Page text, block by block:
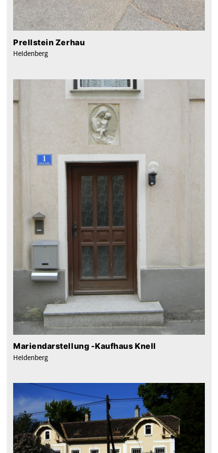
Prellstein Zerhau
Heldenberg
Mariendarstellung -Kaufhaus Knell
Heldenberg